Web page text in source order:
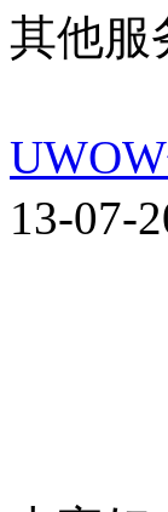
其他服
13-07-